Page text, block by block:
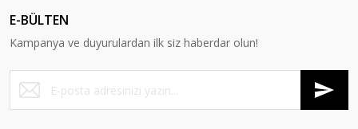
E-BÜLTEN
Kampanya ve duyurulardan ilk siz haberdar olun!